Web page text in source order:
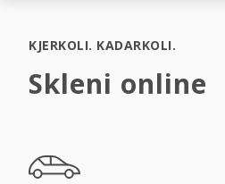
KJERKOLI. KADARKOLI.
Skleni online